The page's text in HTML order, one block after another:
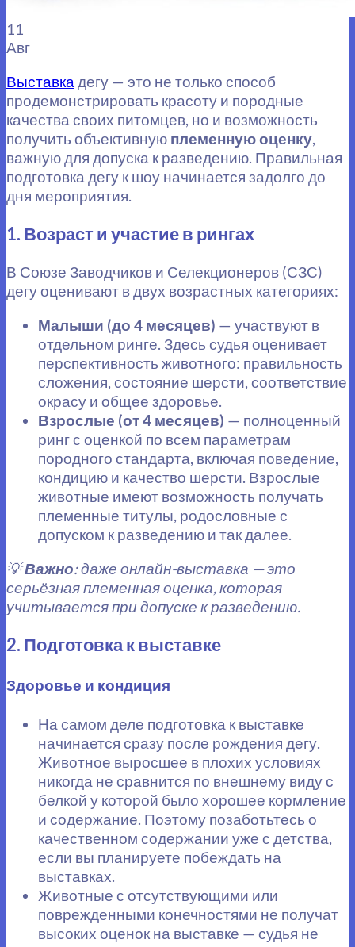
11
Авг
Выставка дегу — это не только способ
продемонстрировать красоту и породные
качества своих питомцев, но и возможность
получить объективную племенную оценку,
важную для допуска к разведению. Правильная
подготовка дегу к шоу начинается задолго до
дня мероприятия.
1. Возраст и участие в рингах
В Союзе Заводчиков и Селекционеров (СЗС)
дегу оценивают в двух возрастных категориях:
Малыши (до 4 месяцев) — участвуют в
отдельном ринге. Здесь судья оценивает
перспективность животного: правильность
сложения, состояние шерсти, соответствие
окрасу и общее здоровье.
Взрослые (от 4 месяцев) — полноценный
ринг с оценкой по всем параметрам
породного стандарта, включая поведение,
кондицию и качество шерсти. Взрослые
животные имеют возможность получать
племенные титулы, родословные с
допуском к разведению и так далее.
💡Важно: даже онлайн-выставка — это
серьёзная племенная оценка, которая
учитывается при допуске к разведению.
2. Подготовка к выставке
Здоровье и кондиция
На самом деле подготовка к выставке
начинается сразу после рождения дегу.
Животное выросшее в плохих условиях
никогда не сравнится по внешнему виду с
белкой у которой было хорошее кормление
и содержание. Поэтому позаботьтесь о
качественном содержании уже с детства,
если вы планируете побеждать на
выставках.
Животные с отсутствующими или
поврежденными конечностями не получат
высоких оценок на выставке — судья не